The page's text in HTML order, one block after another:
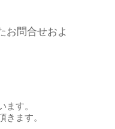
お問合せおよ
す。
ます。